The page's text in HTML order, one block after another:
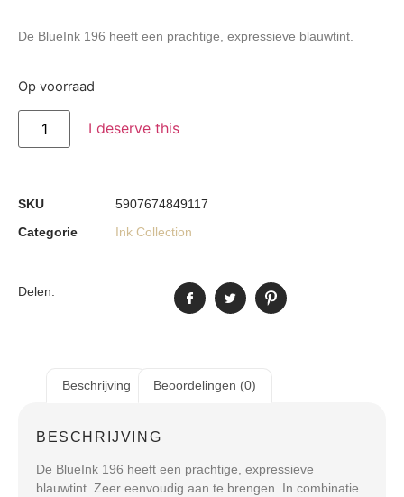
De BlueInk 196 heeft een prachtige, expressieve blauwtint.
Op voorraad
I deserve this
SKU
5907674849117
Categorie
Ink Collection
Delen:
Beschrijving Beoordelingen (0)
BESCHRIJVING
De BlueInk 196 heeft een prachtige, expressieve
blauwtint. Zeer eenvoudig aan te brengen. In combinatie